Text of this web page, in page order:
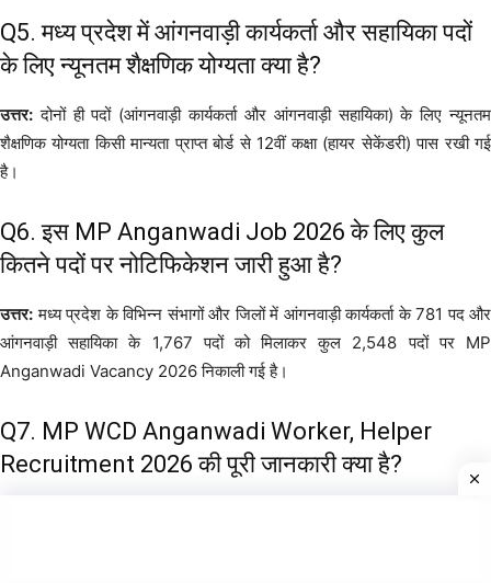
Q5. मध्य प्रदेश में आंगनवाड़ी कार्यकर्ता और सहायिका पदों
के लिए न्यूनतम शैक्षणिक योग्यता क्या है?
उत्तर: दोनों ही पदों (आंगनवाड़ी कार्यकर्ता और आंगनवाड़ी सहायिका) के लिए न्यूनतम
शैक्षणिक योग्यता किसी मान्यता प्राप्त बोर्ड से 12वीं कक्षा (हायर सेकेंडरी) पास रखी गई
है।
Q6. इस MP Anganwadi Job 2026 के लिए कुल
कितने पदों पर नोटिफिकेशन जारी हुआ है?
उत्तर: मध्य प्रदेश के विभिन्न संभागों और जिलों में आंगनवाड़ी कार्यकर्ता के 781 पद और
आंगनवाड़ी सहायिका के 1,767 पदों को मिलाकर कुल 2,548 पदों पर MP
Anganwadi Vacancy 2026 निकाली गई है।
Q7. MP WCD Anganwadi Worker, Helper
Recruitment 2026 की पूरी जानकारी क्या है?